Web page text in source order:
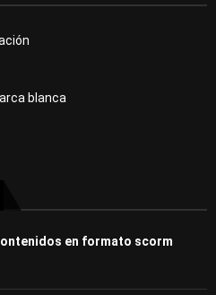
blanca
en formato scorm